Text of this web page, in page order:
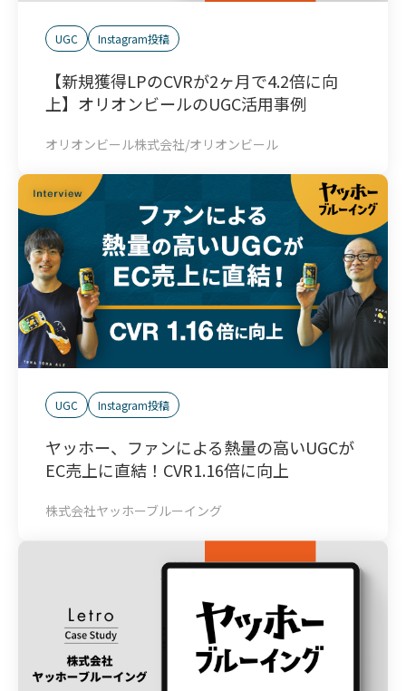
UGC Instagram投稿
【新規獲得LPのCVRが2ヶ月で4.2倍に向
上】オリオンビールのUGC活用事例
オリオンビール株式会社/オリオンビール
UGC Instagram投稿
ヤッホー、ファンによる熱量の高いUGCが
EC売上に直結！CVR1.16倍に向上
株式会社ヤッホーブルーイング